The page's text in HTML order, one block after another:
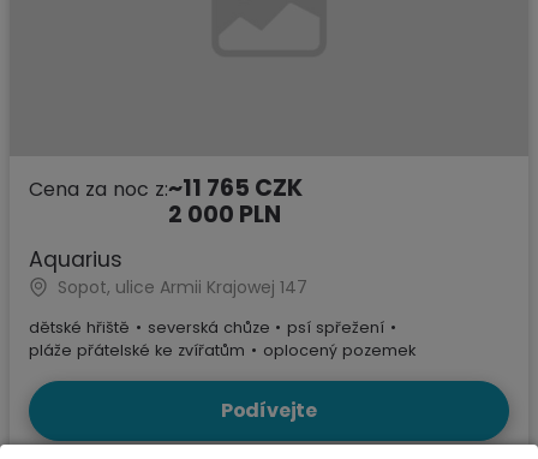
Cena za noc z:~11 765 CZK
2 000 PLN
Aquarius
Sopot, ulice Armii Krajowej 147
dětské hřiště • severská chůze • psí spřežení •
pláže přátelské ke zvířatům • oplocený pozemek
Podívejte